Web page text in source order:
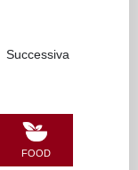
Successiva
FOOD